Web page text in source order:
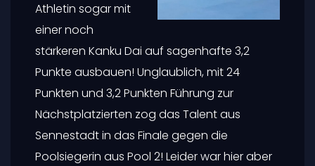
Athletin sogar mit
einer noch
stärkeren Kanku Dai auf sagenhafte 3,2
Punkte ausbauen! Unglaublich, mit 24
Punkten und 3,2 Punkten Führung zur
Nächstplatzierten zog das Talent aus
Sennestadt in das Finale gegen die
Poolsiegerin aus Pool 2! Leider war hier aber